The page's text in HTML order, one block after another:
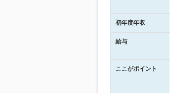
初年度年収
給与
ここがポイント